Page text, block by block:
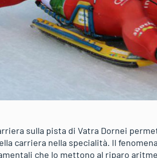
sulla pista di Vatra Dornei
carriera nella specialità. Il
che lo mettono al riparo